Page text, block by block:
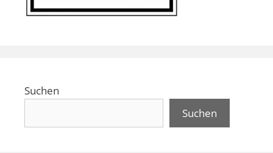
Suchen
Suchen